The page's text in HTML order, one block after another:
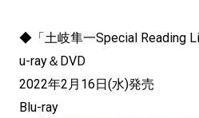
◆「土岐隼一Special Reading
u-ray＆DVD
2022年2月16日(水)発売
Blu-ray